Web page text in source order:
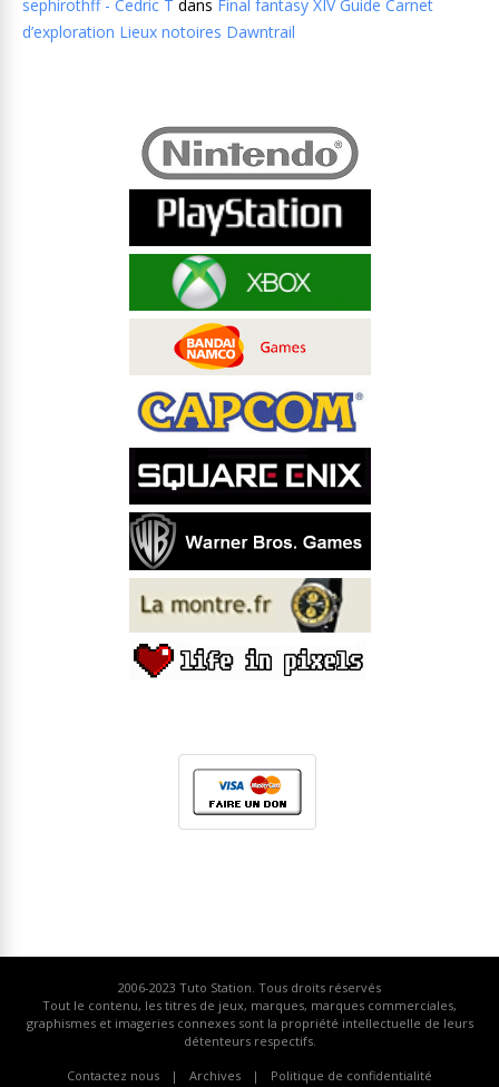
sephirothff - Cedric T dans Final fantasy XIV Guide Carnet
d’exploration Lieux notoires Dawntrail
2006-2023 Tuto Station. Tous droits réservés
Tout le contenu, les titres de jeux, marques, marques commerciales,
graphismes et imageries connexes sont la propriété intellectuelle de leurs
détenteurs respectifs.
Contactez nous Archives Politique de confidentialité